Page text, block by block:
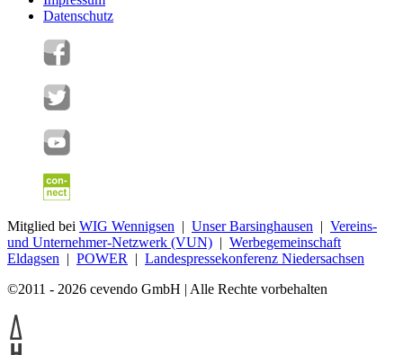
Datenschutz
Mitglied bei WIG Wennigsen | Unser Barsinghausen | Vereins-
und Unternehmer-Netzwerk (VUN) | Werbegemeinschaft
Eldagsen | POWER | Landespressekonferenz Niedersachsen
©2011 - 2026 cevendo GmbH | Alle Rechte vorbehalten